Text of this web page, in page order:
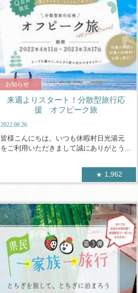
お知らせ
来週よりスタート！分散型旅行応
援 オフピーク旅
2022.08.26
皆様こんにちは。いつも休暇村日光湯元
をご利用いただきまして誠にありがとう...
1,962